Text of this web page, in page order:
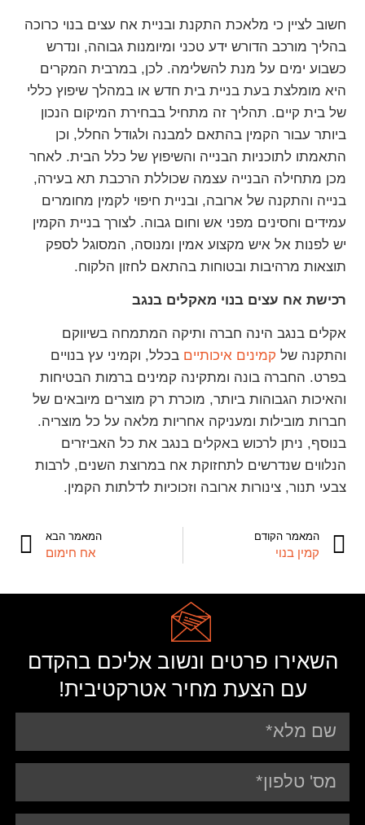
חשוב לציין כי מלאכת התקנת ובניית אח עצים בנוי כרוכה
בהליך מורכב הדורש ידע טכני ומיומנות גבוהה, ונדרש
כשבוע ימים על מנת להשלימה. לכן, במרבית המקרים
היא מומלצת בעת בניית בית חדש או במהלך שיפוץ כללי
של בית קיים. תהליך זה מתחיל בבחירת המיקום הנכון
ביותר עבור הקמין בהתאם למבנה ולגודל החלל, וכן
התאמתו לתוכניות הבנייה והשיפוץ של כלל הבית. לאחר
מכן מתחילה הבנייה עצמה שכוללת הרכבת תא בעירה,
בנייה והתקנה של ארובה, ובניית חיפוי לקמין מחומרים
עמידים וחסינים מפני אש וחום גבוה. לצורך בניית הקמין
יש לפנות אל איש מקצוע אמין ומנוסה, המסוגל לספק
תוצאות מרהיבות ובטוחות בהתאם לחזון הלקוח.
רכישת אח עצים בנוי מאקלים בנגב
אקלים בנגב הינה חברה ותיקה המתמחה בשיווקם
והתקנה של קמינים איכותיים בכלל, וקמיני עץ בנויים
בפרט. החברה בונה ומתקינה קמינים ברמות הבטיחות
והאיכות הגבוהות ביותר, מוכרת רק מוצרים מיובאים של
חברות מובילות ומעניקה אחריות מלאה על כל מוצריה.
בנוסף, ניתן לרכוש באקלים בנגב את כל האביזרים
הנלווים שנדרשים לתחזוקת אח במרוצת השנים, לרבות
צבעי תנור, צינורות ארובה וזכוכיות לדלתות הקמין.
המאמר הקודם
קמין בנוי
המאמר הבא
אח חימום
השאירו פרטים ונשוב אליכם בהקדם
עם הצעת מחיר אטרקטיבית!